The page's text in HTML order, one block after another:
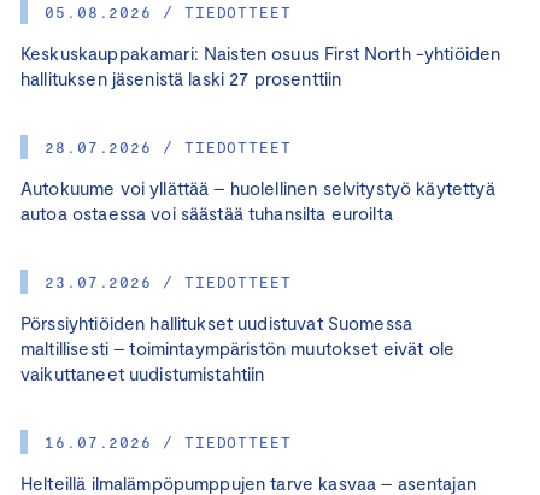
05.08.2026 / TIEDOTTEET
Keskuskauppakamari: Naisten osuus First North -yhtiöiden
hallituksen jäsenistä laski 27 prosenttiin
28.07.2026 / TIEDOTTEET
Autokuume voi yllättää – huolellinen selvitystyö käytettyä
autoa ostaessa voi säästää tuhansilta euroilta
23.07.2026 / TIEDOTTEET
Pörssiyhtiöiden hallitukset uudistuvat Suomessa
maltillisesti – toimintaympäristön muutokset eivät ole
vaikuttaneet uudistumistahtiin
16.07.2026 / TIEDOTTEET
Helteillä ilmalämpöpumppujen tarve kasvaa – asentajan